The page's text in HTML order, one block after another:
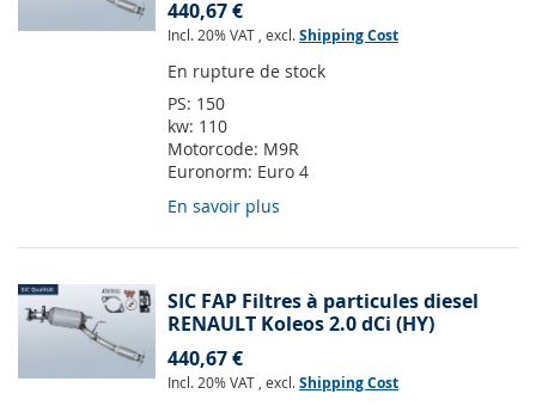
440,67 €
Incl. 20% VAT , excl.Shipping Cost
En rupture de stock
PS: 150
kw: 110
Motorcode: M9R
Euronorm: Euro 4
En savoir plus
SIC FAP Filtres à particules diesel
RENAULT Koleos 2.0 dCi (HY)
440,67 €
Incl. 20% VAT , excl.Shipping Cost